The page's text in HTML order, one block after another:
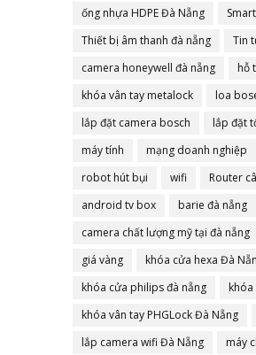
ống nhựa HDPE Đà Nẵng
Thiết bị âm thanh đà nẵng
Tin
camera honeywell đà nẵng
hỗ
khóa vân tay metalock
loa
lắp đặt camera bosch
lắp đặt
máy tính
mạng doanh nghiệp
robot hút bụi
wifi
Router
android tv box
barie đà nẵng
camera chất lượng mỹ tại đà nẵng
giá vàng
khóa cửa hexa Đà
khóa cửa philips đà nẵng
khóa vân tay PHGLock Đà Nẵng
lắp camera wifi Đà Nẵng
máy